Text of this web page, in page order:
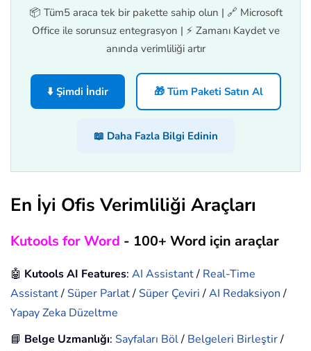
📦 Tüm5 araca tek bir pakette sahip olun | 🔗 Microsoft
Office ile sorunsuz entegrasyon | ⚡ Zamanı Kaydet ve
anında verimliliği artır
⬇️ Şimdi İndir 🎁 Tüm Paketi Satın Al
📖 Daha Fazla Bilgi Edinin
En İyi Ofis Verimliliği Araçları
Kutools for Word - 100+ Word için araçlar
🤖 Kutools AI Features: AI Assistant/ Real-Time
Assistant/ Süper Parlat/ Süper Çeviri/AI Redaksiyon/
Yapay Zeka Düzeltme
📘 Belge Uzmanlığı: Sayfaları Böl/ Belgeleri Birleştir/